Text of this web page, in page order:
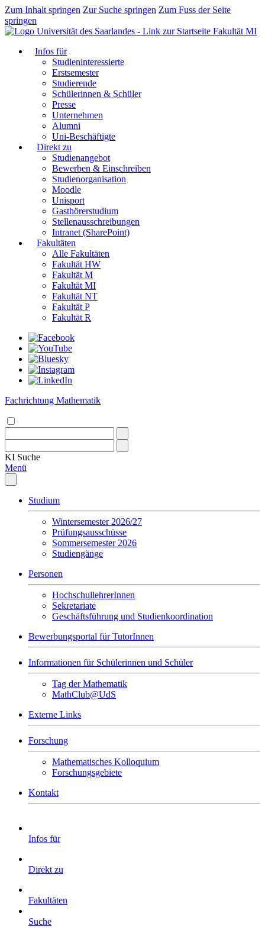
Zum Inhalt springen Zur Suche springen Zum Fuss der Seite
springen
Fakultät MI
Infos für
Studieninteressierte
Erstsemester
Studierende
Schülerinnen & Schüler
Presse
Unternehmen
Alumni
Uni-Beschäftigte
Direkt zu
Studienangebot
Bewerben & Einschreiben
Studienorganisation
Moodle
Unisport
Gasthörerstudium
Stellenausschreibungen
Intranet (SharePoint)
Fakultäten
Alle Fakultäten
Fakultät HW
Fakultät M
Fakultät MI
Fakultät NT
Fakultät P
Fakultät R
Fachrichtung Mathematik
KI Suche
Menü
Studium
Wintersemester 2026/27
Prüfungsausschüsse
Sommersemester 2026
Studiengänge
Personen
HochschullehrerInnen
Sekretariate
Geschäftsführung und Studienkoordination
Bewerbungsportal für TutorInnen
Informationen für Schülerinnen und Schüler
Tag der Mathematik
MathClub@UdS
Externe Links
Forschung
Mathematisches Kolloquium
Forschungsgebiete
Kontakt
Infos für
Direkt zu
Fakultäten
Suche